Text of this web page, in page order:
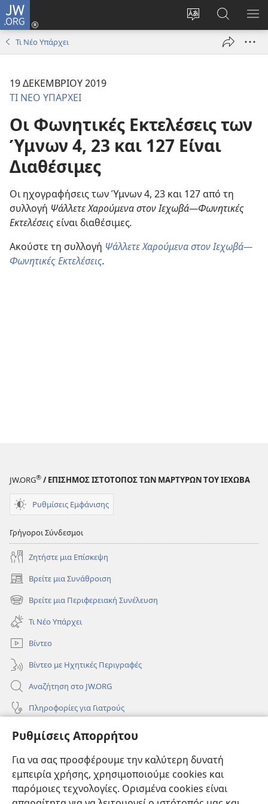
Ρυθμίσεις Απορρήτου
Για να σας προσφέρουμε την καλύτερη δυνατή
εμπειρία χρήσης, χρησιμοποιούμε cookies και
παρόμοιες τεχνολογίες. Ορισμένα cookies είναι
JW.ORG
Αλλαγή
γλώσσας
ιστότοπου
Σύνδεση
(ανοίγει
παράθυρο)
στο
JW.ORG
Τι Νέο Υπάρχει
19 ΔΕΚΕΜΒΡΙΟΥ 2019
ΤΙ ΝΕΟ ΥΠΑΡΧΕΙ
Οι Φωνητικές Εκτελέσεις των
Ύμνων 4, 23 και 127 Είναι
Διαθέσιμες
Οι ηχογραφήσεις των Ύμνων 4, 23 και 127 από τη
συλλογή Ψάλλετε Χαρούμενα στον Ιεχωβά—Φωνητικές
Εκτελέσειςείναι διαθέσιμες.
Ακούστε τη συλλογή Ψάλλετε Χαρούμενα στον Ιεχωβά—
Φωνητικές Εκτελέσεις.
JW.ORG® / ΕΠΙΣΗΜΟΣ ΙΣΤΟΤΟΠΟΣ ΤΩΝ ΜΑΡΤΥΡΩΝ ΤΟΥ ΙΕΧΩΒΑ
Ρυθμίσεις Εμφάνισης
Γρήγοροι Σύνδεσμοι
Ζητήστε μια Επίσκεψη
Βρείτε μια Συνάθροιση
(ανοίγει
νέο
παράθυρο)
Βρείτε μια Περιφερειακή Συνέλευση
(ανοίγει
νέο
παράθυρο)
Τι Νέο Υπάρχει
Βίντεο
Βίντεο με Ηχητικές Περιγραφές
Αναζήτηση στο JW.ORG
Πληροφορίες για Γιατρούς
Πληροφορίες για Επίσημους Φορείς και ΜΜΕ
Συνεισφορές
(ανοίγει